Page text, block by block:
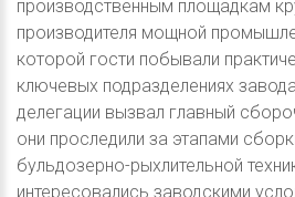
производственным площадкам
производителя мощной
которой гости побывали
ключевых подразделениях
делегации вызвал главный
они проследили за этапами
бульдозерно-рыхлительной
интересовались заводскими